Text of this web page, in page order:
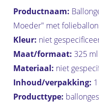
Productnaam:
Moeder" met folieballon
Kleur: niet
Maat/formaat: 325 ml
Materiaal: niet
Inhoud/verpakking:
Producttype: